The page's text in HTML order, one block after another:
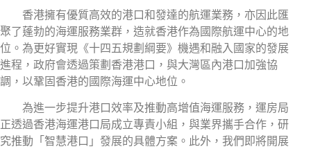
香港擁有優質高效的港口和發達的航運業務，亦因此匯
聚了蓬勃的海運服務業群，造就香港作為國際航運中心的地
位。為更好實現《十四五規劃綱要》機遇和融入國家的發展
進程，政府會透過策劃香港港口，與大灣區內港口加強協
調，以鞏固香港的國際海運中心地位。
為進一步提升港口效率及推動高增值海運服務，運房局
正透過香港海運港口局成立專責小組，與業界攜手合作，研
究推動「智慧港口」發展的具體方案。此外，我們即將開展